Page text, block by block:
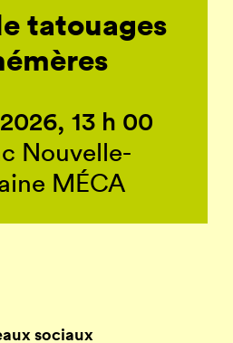
tatouages
13 h 00
Nouvelle-
MÉCA
sociaux